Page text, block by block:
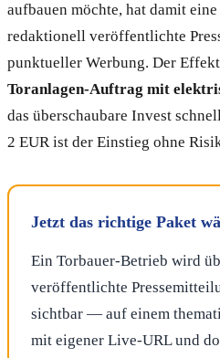
aufbauen möchte, hat damit
redaktionell veröffentlichte
punktueller Werbung. Der
Toranlagen-Auftrag mit
das überschaubare Invest
2 EUR ist der Einstieg ohne
Jetzt das richtige Paket
Ein Torbauer-Betrieb wird
veröffentlichte
sichtbar — auf einem
mit eigener Live-URL und